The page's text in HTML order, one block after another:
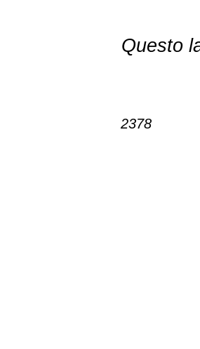
Questo
2378